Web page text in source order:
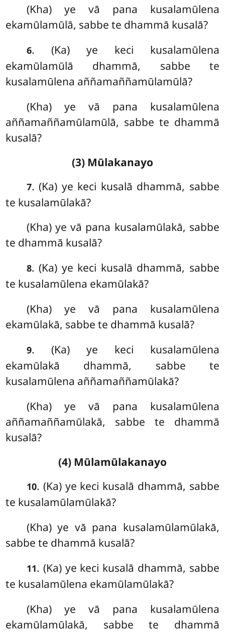
(Kha) ye vā pana kusalamūlena
ekamūlamūlā, sabbe te dhammā kusalā?
6. (Ka) ye keci kusalamūlena
ekamūlamūlā dhammā, sabbe te
kusalamūlena aññamaññamūlamūlā?
(Kha) ye vā pana kusalamūlena
aññamaññamūlamūlā, sabbe te dhammā
kusalā?
(3) Mūlakanayo
7. (Ka) ye keci kusalā dhammā, sabbe
te kusalamūlakā?
(Kha) ye vā pana kusalamūlakā, sabbe
te dhammā kusalā?
8. (Ka) ye keci kusalā dhammā, sabbe
te kusalamūlena ekamūlakā?
(Kha) ye vā pana kusalamūlena
ekamūlakā, sabbe te dhammā kusalā?
9. (Ka) ye keci kusalamūlena
ekamūlakā dhammā, sabbe te
kusalamūlena aññamaññamūlakā?
(Kha) ye vā pana kusalamūlena
aññamaññamūlakā, sabbe te dhammā
kusalā?
(4) Mūlamūlakanayo
10. (Ka) ye keci kusalā dhammā, sabbe
te kusalamūlamūlakā?
(Kha) ye vā pana kusalamūlamūlakā,
sabbe te dhammā kusalā?
11. (Ka) ye keci kusalā dhammā, sabbe
te kusalamūlena ekamūlamūlakā?
(Kha) ye vā pana kusalamūlena
ekamūlamūlakā, sabbe te dhammā